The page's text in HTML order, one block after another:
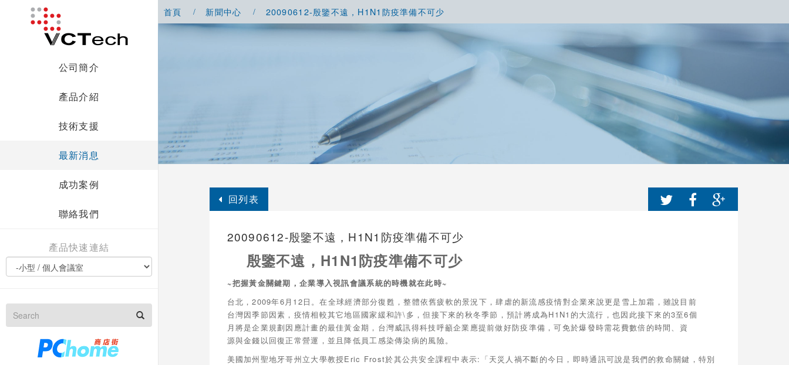
公司簡介
產品介紹
技術支援
最新消息
成功案例
聯絡我們
產品快速連結
首頁 新聞中心 20090612-殷鑒不遠，H1N1防疫準備不可少
回列表
20090612-殷鑒不遠，H1N1防疫準備不可少
殷鑒不遠，H1N1防疫準備不可少
~把握黃金關鍵期，企業導入視訊會議系統的時機就在此時~
台北，2009年6月12日。在全球經濟部分復甦，整體依舊疲軟的景況下，肆虐的新流感疫情對企業來說更是雪上加霜，雖說目前
台灣因季節因素，疫情相較其它地區國家緩和許\多，但接下來的秋冬季節，預計將成為H1N1的大流行，也因此接下來的3至6個
月將是企業規劃因應計畫的最佳黃金期，台灣威訊得科技呼籲企業應提前做好防疫準備，可免於爆發時需花費數倍的時間、資
源與金錢以回復正常營運，並且降低員工感染傳染病的風險。
美國加州聖地牙哥州立大學教授Eric Frost於其公共安全課程中表示:「天災人禍不斷的今日，即時通訊可說是我們的救命關鍵，特別